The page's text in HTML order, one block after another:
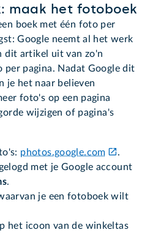
maak het fotoboek
boek met één foto per
Google neemt al het werk
dit artikel uit van zo'n
per pagina. Nadat Google dit
je het naar believen
foto's op een pagina
wijzigen of pagina's
photos.google.com
.
met je Google account
.
je een fotoboek wilt
het icoon van de winkeltas